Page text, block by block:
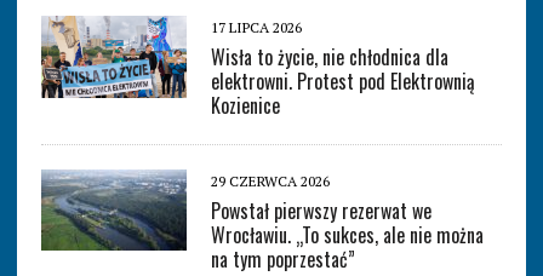
17 LIPCA 2026
Wisła to życie, nie chłodnica dla
elektrowni. Protest pod Elektrownią
Kozienice
29 CZERWCA 2026
Powstał pierwszy rezerwat we
Wrocławiu. „To sukces, ale nie można
na tym poprzestać”